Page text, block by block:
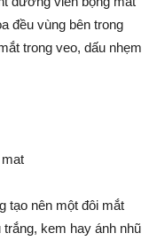
đều vùng bên trong
trong veo, dấu nhẹm
tạo nên một đôi mắt
kem hay ánh nhũ